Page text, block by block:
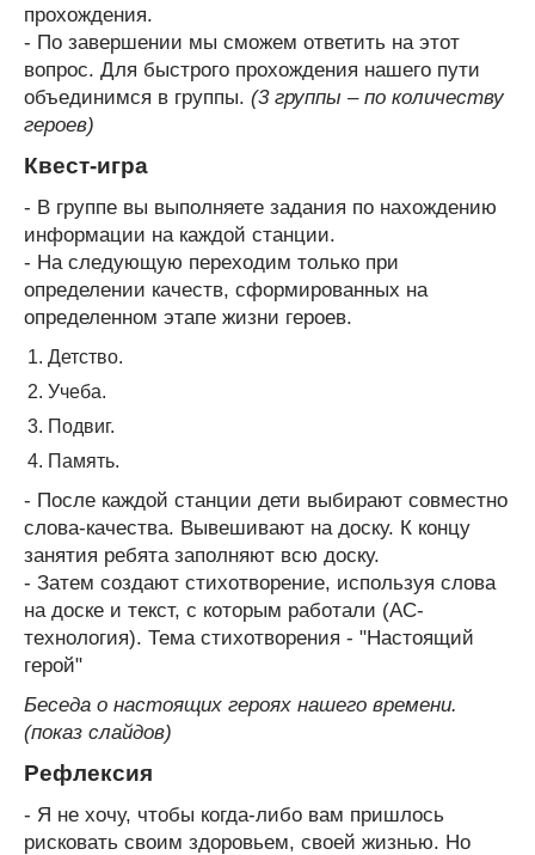
прохождения.
- По завершении мы сможем ответить на этот
вопрос. Для быстрого прохождения нашего пути
объединимся в группы. (3 группы – по количеству
героев)
Квест-игра
- В группе вы выполняете задания по нахождению
информации на каждой станции.
- На следующую переходим только при
определении качеств, сформированных на
определенном этапе жизни героев.
Детство.
Учеба.
Подвиг.
Память.
- После каждой станции дети выбирают совместно
слова-качества. Вывешивают на доску. К концу
занятия ребята заполняют всю доску.
- Затем создают стихотворение, используя слова
на доске и текст, с которым работали (АС-
технология). Тема стихотворения - "Настоящий
герой"
Беседа о настоящих героях нашего времени.
(показ слайдов)
Рефлексия
- Я не хочу, чтобы когда-либо вам пришлось
рисковать своим здоровьем, своей жизнью. Но